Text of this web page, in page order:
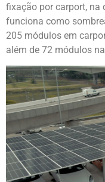
fixação por carport, na
funciona como
205 módulos em
além de 72 módulos